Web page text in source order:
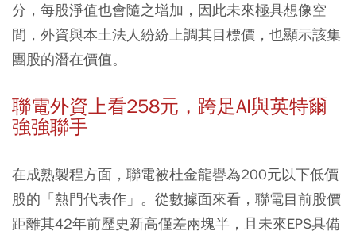
分，每股淨值也會隨之增加，因此未來極具想像空
間，外資與本土法人紛紛上調其目標價，也顯示該集
團股的潛在價值。
聯電外資上看258元，跨足AI與英特爾
強強聯手
在成熟製程方面，聯電被杜金龍譽為200元以下低價
股的「熱門代表作」。從數據面來看，聯電目前股價
距離其42年前歷史新高僅差兩塊半，且未來EPS具備